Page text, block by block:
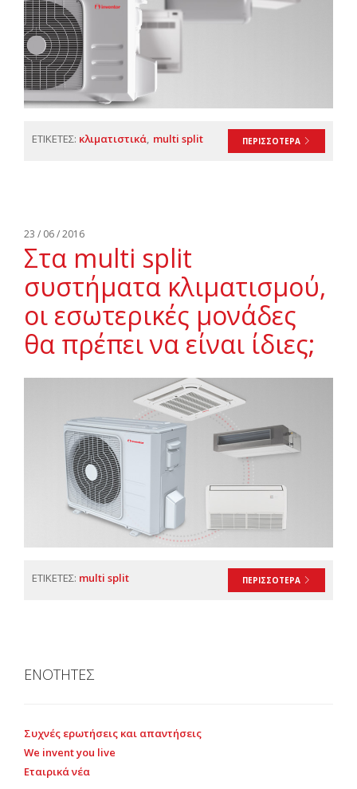
ΠΕΡΙΣΣΟΤΕΡΑ
ΕΤΙΚΕΤΕΣ: κλιματιστικά multi split
23 / 06 / 2016
Στα multi split
συστήματα κλιματισμού,
οι εσωτερικές μονάδες
θα πρέπει να είναι ίδιες;
ΠΕΡΙΣΣΟΤΕΡΑ
ΕΤΙΚΕΤΕΣ: multi split
ΕΝΟΤΗΤΕΣ
Συχνές ερωτήσεις και απαντήσεις
We invent you live
Εταιρικά νέα